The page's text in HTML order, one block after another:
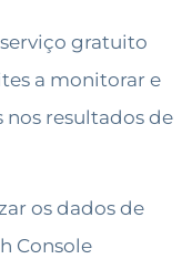
gratuito
a monitorar e
nos resultados de
os dados de
Console